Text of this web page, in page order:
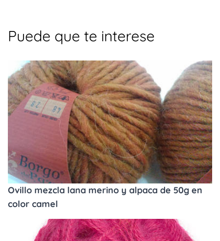
Puede que te interese
Ovillo mezcla lana merino y alpaca de 50g en
color camel